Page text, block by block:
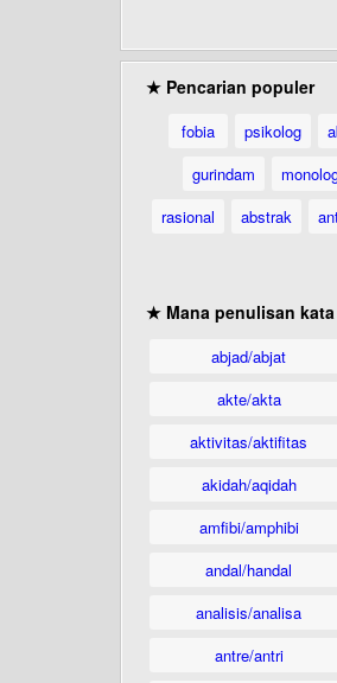
★ Pencarian populer
fobia psikolog
gurindam
rasional
abstrak
★ Mana penulisan
abjad/abjat
akte/akta
aktivitas/aktifitas
akidah/aqidah
amfibi/amphibi
andal/handal
analisis/analisa
antre/antri